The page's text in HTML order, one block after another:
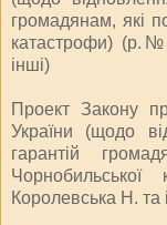
громадянам, які
катастрофи)
інші)
Проект Закону
України (щодо
гарантій
Королевська Н. та